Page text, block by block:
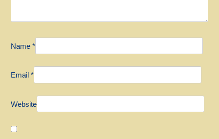
Name*
Email*
Website